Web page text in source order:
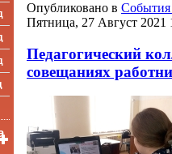
Опубликовано в События
Пятница, 27 Август 2021
Педагогический
совещаниях